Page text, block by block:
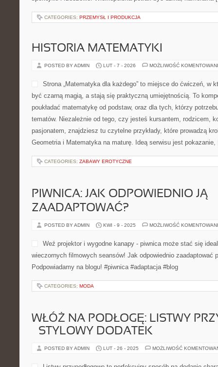
CATEGORIES: PRZEMYSŁ I PRODUKCJA
HISTORIA MATEMATYKI
POSTED BY ADMIN LUT - 7 - 2026 MOŻLIWOŚĆ
Strona „Matematyka dla każdego” to miejsce do ćwiczeń, w
być czarną magią, a stają się praktyczną umiejętnością. To
poukładać matematykę od podstaw, oraz dla tych, którzy
tematów. Niezależnie od tego, czy jesteś kursantem, rodzicem,
pasjonatem, znajdziesz tu czytelne przykłady, które prowadzą
Geometria i Matematyka na maturę. Ideą serwisu jest
CATEGORIES: ZABAWY EROTYCZNE
PIWNICA: JAK ODPOWIEDNIO JĄ
ZAADAPTOWAĆ?
POSTED BY ADMIN KWI - 9 - 2025 MOŻLIWOŚĆ
Weź projektor i wygodne kanapy - piwnica może stać się
wieczornych filmowych seansów! Jak odpowiednio zaadaptować
Podpowiadamy na blogu! #piwnica #adaptacja #blog
CATEGORIES: MODA
WŁÓŻ NA PODŁOGĘ: LISTWY
– STYLOWY DODATEK
POSTED BY ADMIN LUT - 26 - 2025 MOŻLIWOŚĆ